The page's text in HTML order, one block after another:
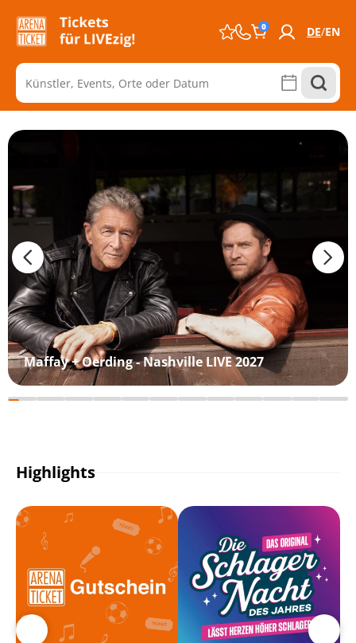
0 DE EN
Maffay + Oerding - Nashville LIVE 2027
Highlights